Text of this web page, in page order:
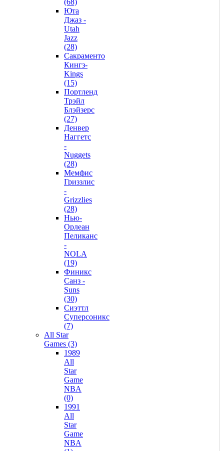
Юта
Джаз -
Utah
Jazz
(28)
Сакраменто
Кингз-
Kings
(15)
Портленд
Трэйл
Блэйзерс
(27)
Денвер
Наггетс
-
Nuggets
(28)
Мемфис
Гриззлис
-
Grizzlies
(28)
Нью-
Орлеан
Пеликанс
-
NOLA
(19)
Финикс
Санз -
Suns
(30)
Сиэттл
Суперсоникс
(7)
All Star
Games (3)
1989
All
Star
Game
NBA
(0)
1991
All
Star
Game
NBA